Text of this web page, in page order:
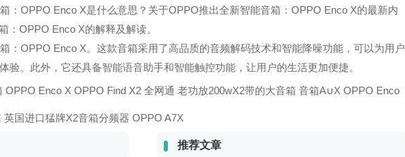
：OPPO Enco X是什么意思？关于OPPO推出全新智能音箱：OPPO Enco X的最新内
：OPPO Enco X的解释及解读。
：OPPO Enco X。这款音箱采用了高品质的音频解码技术和智能降噪功能，可以为用户
验。此外，它还具备智能语音助手和智能触控功能，让用户的生活更加便捷。
OPPO Enco X OPPO Find X2 全网通 老功放200wX2带的大音箱 音箱A∪X OPPO Enco
英国进口猛牌X2音箱分频器 OPPO A7X
推荐文章